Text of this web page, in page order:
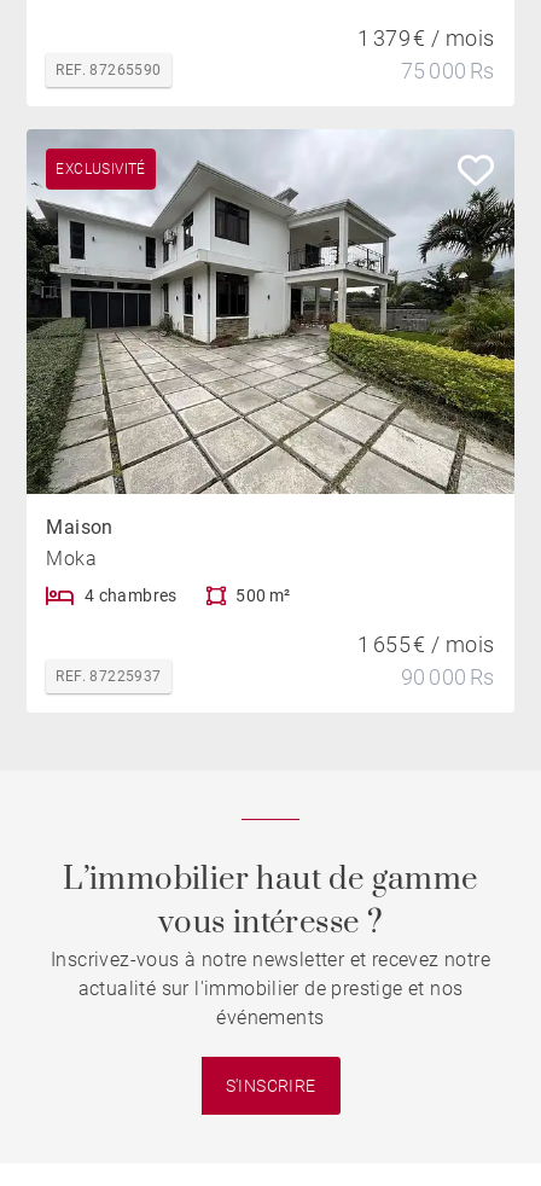
REF. 87265590
1 379 € / mois
75 000 Rs
EXCLUSIVITÉ
Maison
Moka
4 chambres 500 m²
REF. 87225937
1 655 € / mois
90 000 Rs
L’immobilier haut de gamme
vous intéresse ?
Inscrivez-vous à notre newsletter et recevez notre
actualité sur l'immobilier de prestige et nos
événements
S'INSCRIRE